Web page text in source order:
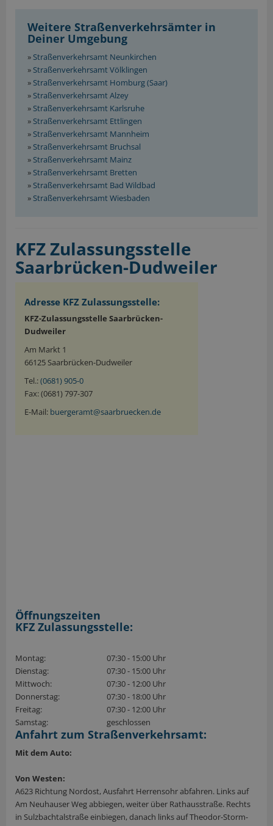
Weitere Straßenverkehrsämter in
Deiner Umgebung
» Straßenverkehrsamt Neunkirchen
» Straßenverkehrsamt Völklingen
» Straßenverkehrsamt Homburg (Saar)
» Straßenverkehrsamt Alzey
» Straßenverkehrsamt Karlsruhe
» Straßenverkehrsamt Ettlingen
» Straßenverkehrsamt Mannheim
» Straßenverkehrsamt Bruchsal
» Straßenverkehrsamt Mainz
» Straßenverkehrsamt Bretten
» Straßenverkehrsamt Bad Wildbad
» Straßenverkehrsamt Wiesbaden
KFZ Zulassungsstelle
Saarbrücken-Dudweiler
Adresse KFZ Zulassungsstelle:
KFZ-Zulassungsstelle Saarbrücken-
Dudweiler
Am Markt 1
66125 Saarbrücken-Dudweiler
Tel.:(0681) 905-0
Fax: (0681) 797-307
E-Mail: buergeramt@saarbruecken.de
Öffnungszeiten
KFZ Zulassungsstelle:
Montag:
07:30 - 15:00 Uhr
Dienstag:
07:30 - 15:00 Uhr
Mittwoch:
07:30 - 12:00 Uhr
Donnerstag:
07:30 - 18:00 Uhr
Freitag:
07:30 - 12:00 Uhr
Samstag:
geschlossen
Anfahrt zum Straßenverkehrsamt:
Mit dem Auto:
Von Westen:
A623 Richtung Nordost, Ausfahrt Herrensohr abfahren. Links auf
Am Neuhauser Weg abbiegen, weiter über Rathausstraße. Rechts
in Sulzbachtalstraße einbiegen, danach links auf Theodor-Storm-